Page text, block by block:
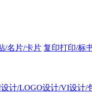
/名片/卡片 复印打印/标
计/LOGO设计/VI设计/